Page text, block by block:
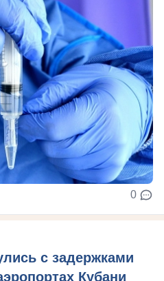
0
с задержками
Кубани